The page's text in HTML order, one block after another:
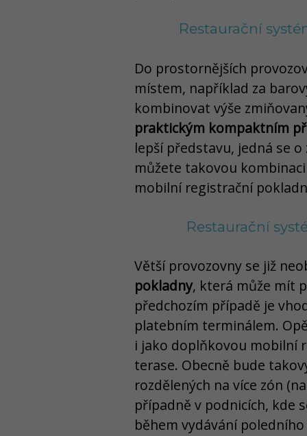
Restaurační
Do prostornějších
místem, například za
kombinovat výše
praktickým kompaktním
lepší představu, jedná se
můžete takovou
mobilní registrační
Restaurační
Větší provozovny se již
pokladny, která může mít
předchozím případě je
platebním terminálem.
i jako doplňkovou mobilní
terase. Obecně bude
rozdělených na více zón
případně v podnicích, kde
během vydávání